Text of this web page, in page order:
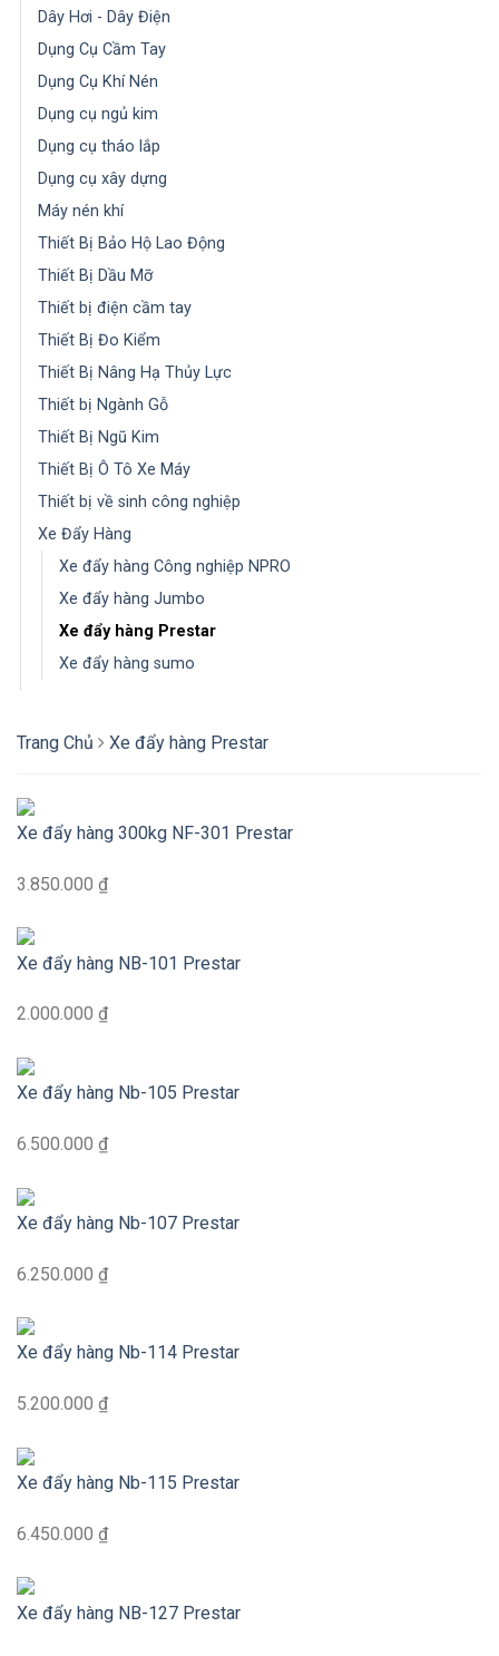
Dây Hơi - Dây Điện
Dụng Cụ Cầm Tay
Dụng Cụ Khí Nén
Dụng cụ ngủ kim
Dụng cụ tháo lắp
Dụng cụ xây dựng
Máy nén khí
Thiết Bị Bảo Hộ Lao Động
Thiết Bị Dầu Mỡ
Thiết bị điện cầm tay
Thiết Bị Đo Kiểm
Thiết Bị Nâng Hạ Thủy Lực
Thiết bị Ngành Gỗ
Thiết Bị Ngũ Kim
Thiết Bị Ô Tô Xe Máy
Thiết bị về sinh công nghiệp
Xe Đẩy Hàng
Xe đẩy hàng Công nghiệp NPRO
Xe đẩy hàng Jumbo
Xe đẩy hàng Prestar
Xe đẩy hàng sumo
Trang Chủ Xe đẩy hàng Prestar
Xe đẩy hàng 300kg NF-301 Prestar
3.850.000 ₫
Xe đẩy hàng NB-101 Prestar
2.000.000 ₫
Xe đẩy hàng Nb-105 Prestar
6.500.000 ₫
Xe đẩy hàng Nb-107 Prestar
6.250.000 ₫
Xe đẩy hàng Nb-114 Prestar
5.200.000 ₫
Xe đẩy hàng Nb-115 Prestar
6.450.000 ₫
Xe đẩy hàng NB-127 Prestar